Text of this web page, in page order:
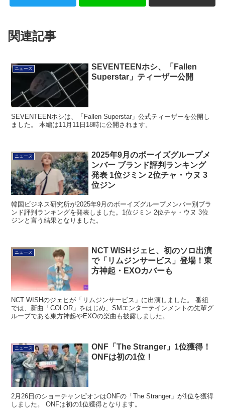
関連記事
ニュース
SEVENTEENホシ、「Fallen
Superstar」ティーザー公開
SEVENTEENホシは、「Fallen Superstar」公式ティーザーを公開し
ました。 本編は11月11日18時に公開されます。
ニュース
2025年9月のボーイズグループメ
ンバー ブランド評判ランキング
発表 1位ジミン 2位チャ・ウヌ 3
位ジン
韓国ビジネス研究所が2025年9月のボーイズグループメンバー別ブラ
ンド評判ランキングを発表しました。1位ジミン 2位チャ・ウヌ 3位
ジンと言う結果となりました。
ニュース
NCT WISHジェヒ、初のソロ出演
で「リムジンサービス」登場！東
方神起・EXOカバーも
NCT WISHのジェヒが「リムジンサービス」に出演しました。 番組
では、新曲「COLOR」をはじめ、SMエンターテインメントの先輩グ
ループである東方神起やEXOの楽曲も披露しました。
ニュース
ONF「The Stranger」1位獲得！
ONFは初の1位！
2月26日のショーチャンピオンはONFの「The Stranger」が1位を獲得
しました。 ONFは初の1位獲得となります。